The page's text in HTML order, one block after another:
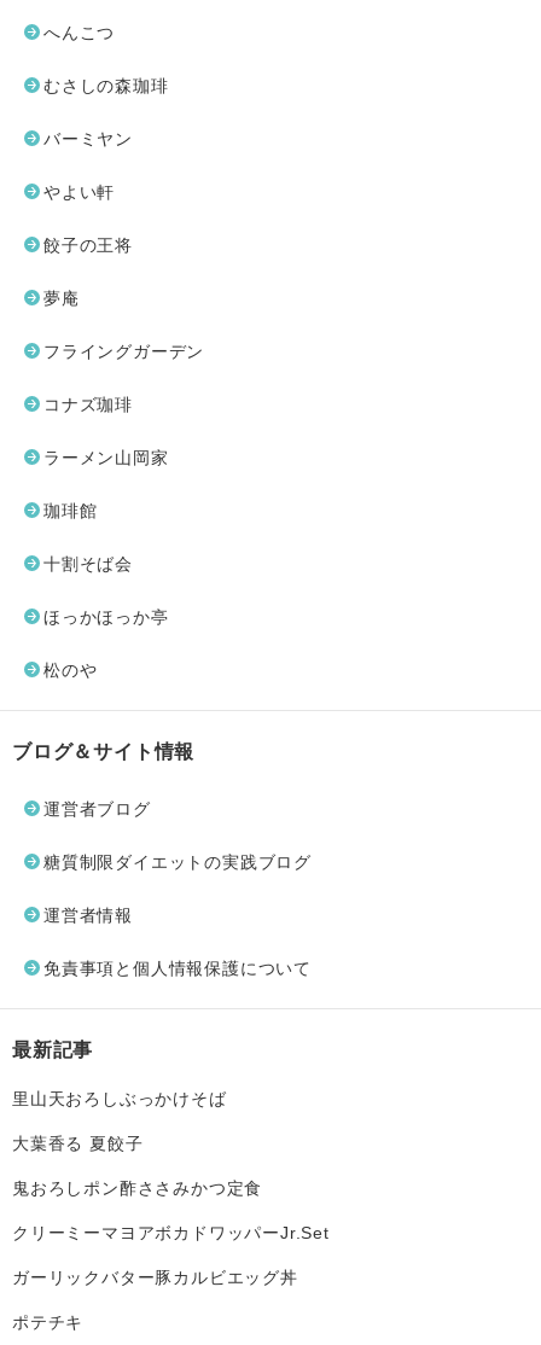
へんこつ
むさしの森珈琲
バーミヤン
やよい軒
餃子の王将
夢庵
フライングガーデン
コナズ珈琲
ラーメン山岡家
珈琲館
十割そば会
ほっかほっか亭
松のや
ブログ＆サイト情報
運営者ブログ
糖質制限ダイエットの実践ブログ
運営者情報
免責事項と個人情報保護について
最新記事
里山天おろしぶっかけそば
大葉香る 夏餃子
鬼おろしポン酢ささみかつ定食
クリーミーマヨアボカドワッパーJr.Set
ガーリックバター豚カルビエッグ丼
ポテチキ